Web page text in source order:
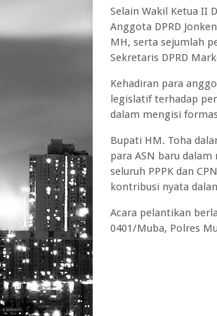
Selain Wakil Ketua II
Anggota DPRD
MH, serta sejumlah
Sekretaris DPRD
Kehadiran para
legislatif terhadap
dalam mengisi
Bupati HM. Toha
para ASN baru
seluruh PPPK dan
kontribusi nyata
Acara pelantikan
0401/Muba, Polres